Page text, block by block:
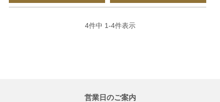
4件中 1-4件表示
営業日のご案内